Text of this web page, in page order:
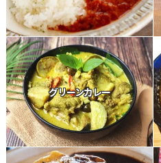
グリーンカレー